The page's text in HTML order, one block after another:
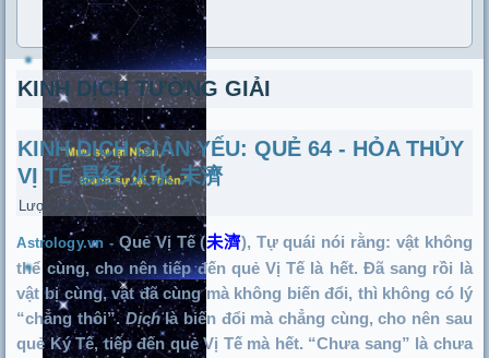
KINH DỊCH TƯỜNG GIẢI
KINH DỊCH GIẢN YẾU: QUẺ 64 - HỎA THỦY
VỊ TẾ 易经 火水 未濟
Lượt xem: 3935
Astrology.vn -Quẻ Vị Tế (未濟), Tự quái nói rằng: vật không
thể cùng, cho nên tiếp đến quẻ Vị Tế là hết. Đã sang rồi là
vật bị cùng, vật đã cùng mà không biến đổi, thì không có lý
“chẳng thôi”.Dịchlà biến đổi mà chẳng cùng, cho nên sau
quẻ Ký Tế, tiếp đến quẻ Vị Tế mà hết. “Chưa sang” là chưa